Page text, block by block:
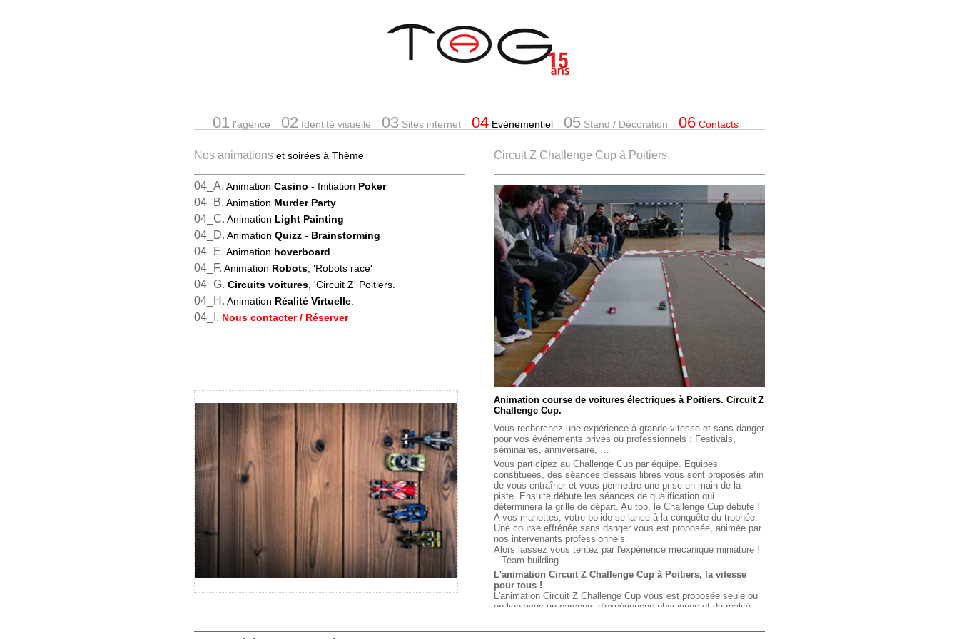
01 l'agence 02 Identité visuelle 03 Sites internet 04Evénementiel 05Stand / Décoration 06Contacts
Nos animations et soirées à Thème
04_A. Animation Casino - Initiation Poker
04_B. Animation Murder Party
04_C. Animation Light Painting
04_D. Animation Quizz - Brainstorming
04_E. Animation hoverboard
04_F. Animation Robots , 'Robots race'
04_G. Circuits voitures , 'Circuit Z' Poitiers.
04_H. Animation Réalité Virtuelle
04_I. Nous contacter / Réserver
Circuit Z Challenge Cup à Poitiers.
Animation course de voitures électriques à Poitiers. Circuit Z
Challenge Cup.
Vous recherchez une expérience à grande vitesse et sans danger
pour vos événements privés ou professionnels : Festivals,
séminaires, anniversaire, …
Vous participez au Challenge Cup par équipe. Equipes
constituées, des séances d'essais libres vous sont proposés afin
de vous entraîner et vous permettre une prise en main de la
piste. Ensuite débute les séances de qualification qui
déterminera la grille de départ. Au top, le Challenge Cup débute !
A vos manettes, votre bolide se lance à la conquête du trophée.
Une course effrénée sans danger vous est proposée, animée par
nos intervenants professionnels.
Alors laissez vous tentez par l'expérience mécanique miniature !
– Team building
L'animation Circuit Z Challenge Cup à Poitiers, la vitesse
pour tous !
L'animation Circuit Z Challenge Cup vous est proposée seule ou
en lien avec un parcours d'expériences physiques et de réalité